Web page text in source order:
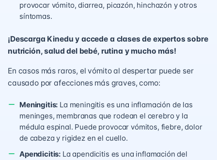
provocar vómito, diarrea, picazón, hinchazón y otros
síntomas.
¡Descarga Kinedu y accede a clases de expertos sobre
nutrición, salud del bebé, rutina y mucho más!
En casos más raros, el vómito al despertar puede ser
causado ​​por afecciones más graves, como:
Meningitis: La meningitis es una inflamación de las
meninges, membranas que rodean el cerebro y la
médula espinal. Puede provocar vómitos, fiebre, dolor
de cabeza y rigidez en el cuello.
Apendicitis: La apendicitis es una inflamación del